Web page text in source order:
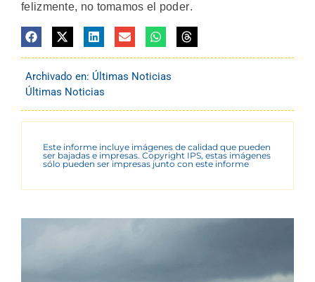
felizmente, no tomamos el poder.
Archivado en: Últimas Noticias
Últimas Noticias
Este informe incluye imágenes de calidad que pueden
ser bajadas e impresas. Copyright IPS, estas imágenes
sólo pueden ser impresas junto con este informe